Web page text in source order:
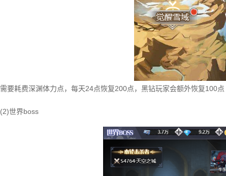
需要耗费深渊体力点，每天24点恢复200点，黑钻玩家会额外恢复100点
(2)世界boss